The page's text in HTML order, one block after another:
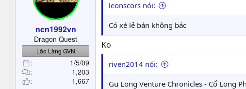
ncn1992vn
Dragon Quest
Lão Làng GVN
1/5/09
1,203
1,667
leonscors nói:
Có xé lẻ bán không bác
Ko
riven2014 nói:
Gu Long Venture Chronicles - Cổ Long